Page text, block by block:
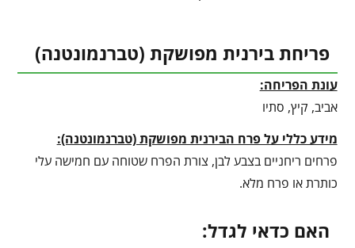
פריחת בירנית מפושקת (טברנמונטנה)
עונת הפריחה:
אביב, קיץ, סתיו
מידע כללי על פרח הבירנית מפושקת (טברנמונטנה):
פרחים ריחניים בצבע לבן, צורת הפרח שטוחה עם חמישה עלי
כותרת או פרח מלא.
האם כדאי לגדל: